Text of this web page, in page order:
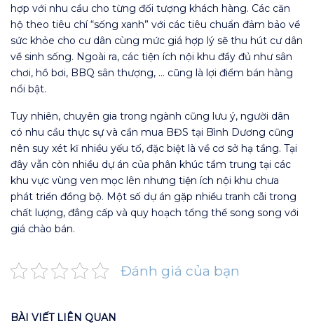
hợp với nhu cầu cho từng đối tượng khách hàng. Các căn
hộ theo tiêu chí “sống xanh” với các tiêu chuẩn đảm bảo về
sức khỏe cho cư dân cùng mức giá hợp lý sẽ thu hút cư dân
về sinh sống. Ngoài ra, các tiện ích nội khu đầy đủ như sân
chơi, hồ bơi, BBQ sân thượng, … cũng là lợi điểm bán hàng
nổi bật.
Tuy nhiên, chuyên gia trong ngành cũng lưu ý, người dân
có nhu cầu thực sự và cần mua BĐS tại Bình Dương cũng
nên suy xét kĩ nhiều yếu tố, đặc biệt là về cơ sở hạ tầng. Tại
đây vẫn còn nhiều dự án của phân khúc tầm trung tại các
khu vực vùng ven mọc lên nhưng tiện ích nội khu chưa
phát triển đồng bộ. Một số dự án gặp nhiều tranh cãi trong
chất lượng, đẳng cấp và quy hoạch tổng thể song song với
giá chào bán.
Đánh giá của bạn
BÀI VIẾT LIÊN QUAN